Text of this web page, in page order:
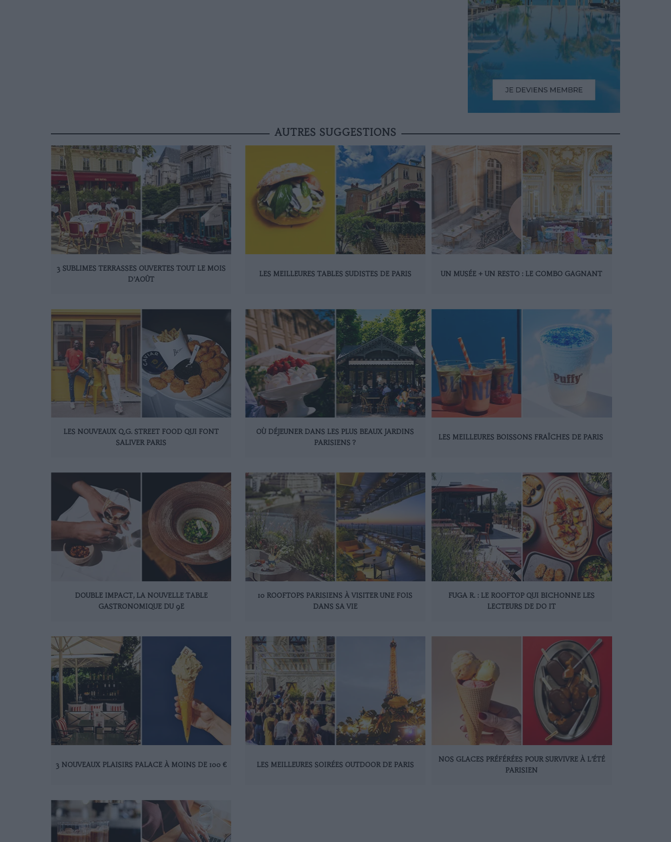
AUTRES SUGGESTIONS
3 SUBLIMES TERRASSES OUVERTES TOUT LE MOIS
D’AOÛT
LES MEILLEURES TABLES SUDISTES DE PARIS UN MUSÉE + UN RESTO : LE COMBO GAGNANT
LES NOUVEAUX Q.G. STREET FOOD QUI FONT
SALIVER PARIS
OÙ DÉJEUNER DANS LES PLUS BEAUX JARDINS
PARISIENS ?
LES MEILLEURES BOISSONS FRAÎCHES DE PARIS
DOUBLE IMPACT, LA NOUVELLE TABLE
GASTRONOMIQUE DU 9E
10 ROOFTOPS PARISIENS À VISITER UNE FOIS
DANS SA VIE
FUGA R. : LE ROOFTOP QUI BICHONNE LES
LECTEURS DE DO IT
3 NOUVEAUX PLAISIRS PALACE À MOINS DE 100 € LES MEILLEURES SOIRÉES OUTDOOR DE PARIS
NOS GLACES PRÉFÉRÉES POUR SURVIVRE À L’ÉTÉ
PARISIEN